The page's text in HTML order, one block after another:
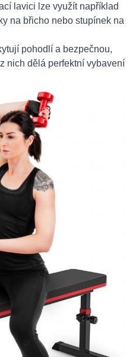
lavici lze využít například
na břicho nebo stupínek na
pohodlí a bezpečnou,
nich dělá perfektní vybavení